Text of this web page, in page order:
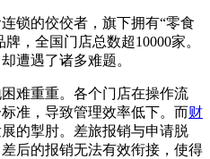
锁的佼佼者，旗下拥有“零食
，全国门店总数超10000家。
遭遇了诸多难题。
难重重。各个门店在操作流
准，导致管理效率低下。而财
的掣肘。差旅报销与申请脱
后的报销无法有效衔接，使得